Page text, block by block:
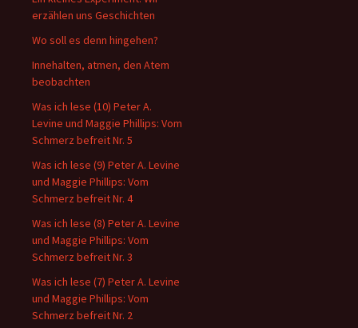
erzählen uns Geschichten
Wo soll es denn hingehen?
Innehalten, atmen, den Atem
beobachten
Was ich lese (10) Peter A.
Levine und Maggie Phillips: Vom
Schmerz befreit Nr. 5
Was ich lese (9) Peter A. Levine
und Maggie Phillips: Vom
Schmerz befreit Nr. 4
Was ich lese (8) Peter A. Levine
und Maggie Phillips: Vom
Schmerz befreit Nr. 3
Was ich lese (7) Peter A. Levine
und Maggie Phillips: Vom
Schmerz befreit Nr. 2